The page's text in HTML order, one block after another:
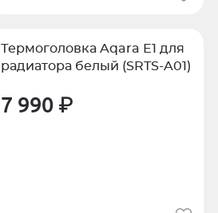
Термоголовка Aqara E1 для
радиатора белый (SRTS-A01)
7 990 ₽